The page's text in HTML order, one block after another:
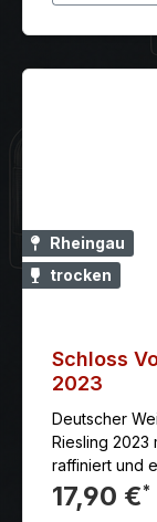
Rheingau
trocken
Schloss
2023
Deutscher
Riesling 2023
raffiniert und
Kraftvoller
17,90 €*